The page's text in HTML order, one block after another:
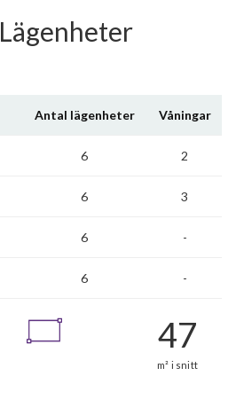
Lägenheter
Antal lägenheter Våningar
6 2
6 3
6 -
6 -